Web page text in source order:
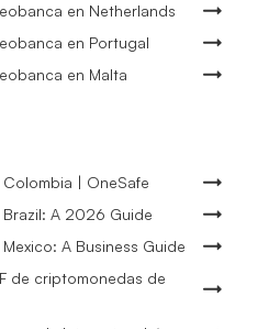
en Netherlands
en Portugal
en Malta
| OneSafe
A 2026 Guide
A Business Guide
de criptomonedas de